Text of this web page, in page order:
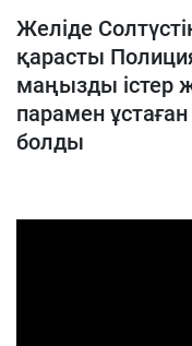
Желіде
қарасты
маңызды істер
парамен
болды